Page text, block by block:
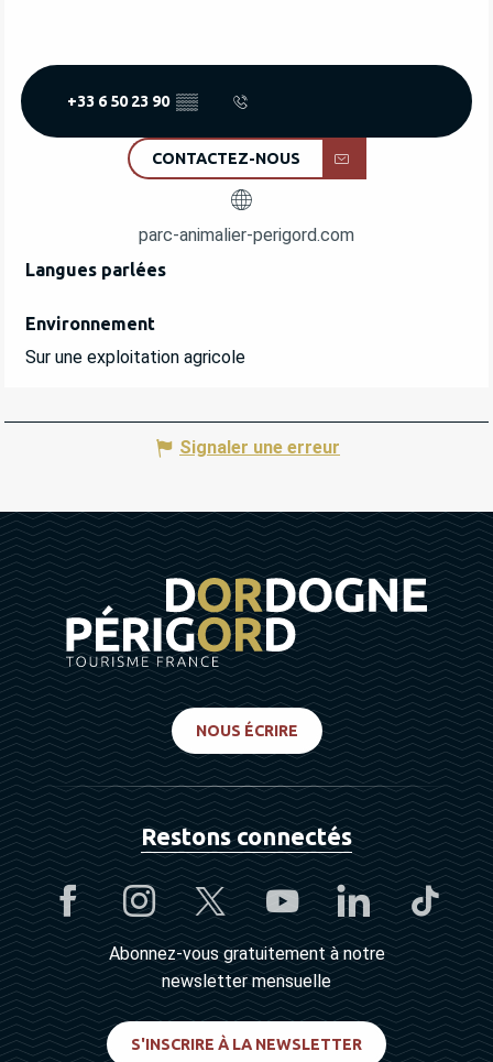
+33 6 50 23 90 ▒▒
CONTACTEZ-NOUS
parc-animalier-perigord.com
Langues parlées
Langues parlées
Environnement
Environnement
Sur une exploitation agricole
Signaler une erreur
NOUS ÉCRIRE
Restons connectés
Abonnez-vous gratuitement à notre
newsletter mensuelle
S'INSCRIRE À LA NEWSLETTER